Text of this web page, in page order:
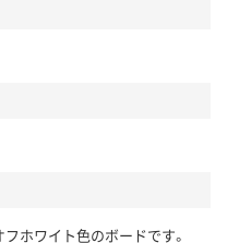
ホワイト色のボードです。